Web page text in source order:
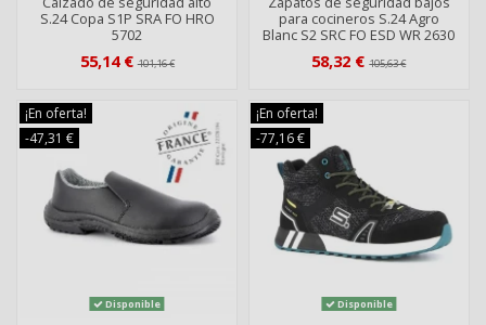
S.24 Copa S1P SRA FO HRO
5702
55,14 €101,16 €
para cocineros S.24 Agro
Blanc S2 SRC FO ESD WR 2630
58,32 €105,63 €
¡En oferta!
-47,31 €
Disponible
¡En oferta!
-77,16 €
Disponible